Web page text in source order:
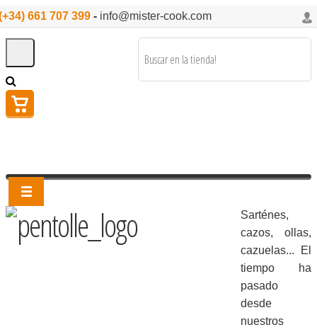
661 707 399 - info@mister-cook.com
Sarténes,
cazos, ollas,
cazuelas... El
tiempo ha
pasado
desde
nuestros